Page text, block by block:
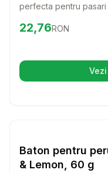
perfecta pentru
si vitalitate in viata
Preț:22.76
22,76RON
Baton pentru
& Lemon, 60 g